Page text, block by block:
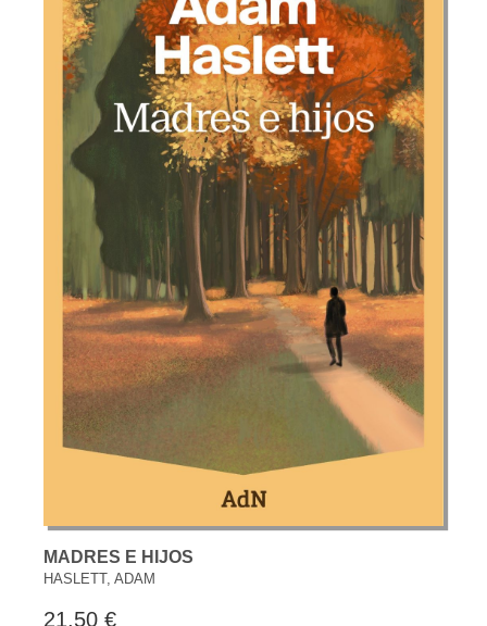
MADRES E HIJOS
HASLETT, ADAM
21,50 €